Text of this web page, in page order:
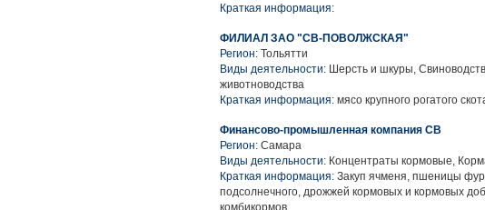
Краткая информация:
ФИЛИАЛ ЗАО "СВ-ПОВОЛЖСКАЯ"
Регион: Тольятти
Виды деятельности: Шерсть и шкуры,
животноводства
Краткая информация: мясо крупного рогатого
Финансово-промышленная компания СВ
Регион: Самара
Виды деятельности: Концентраты кормовые,
Краткая информация: Закуп ячменя, пшеницы
подсолнечного, дрожжей кормовых и кормовых
комбикормов.